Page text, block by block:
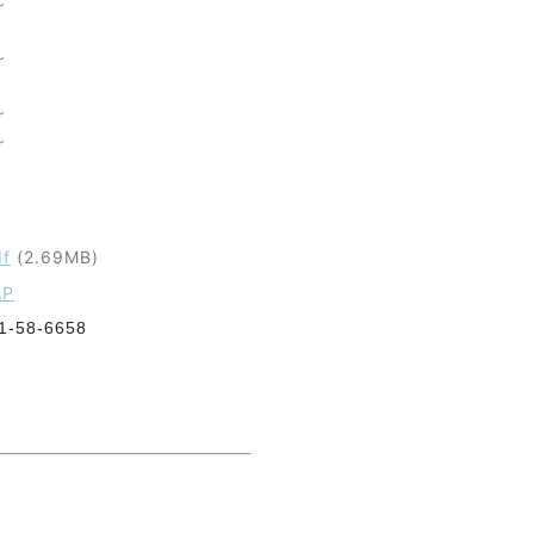
(2.69MB)
58-6658